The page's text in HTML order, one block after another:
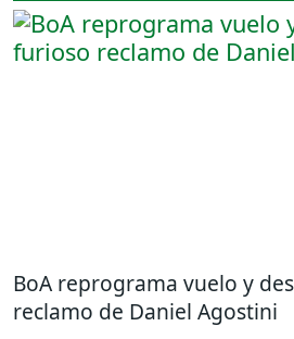
BoA reprograma vuelo y
reclamo de Daniel Agostini